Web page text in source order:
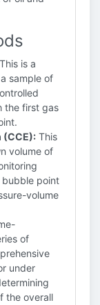
This is a
sample of
the first gas
(CCE): This
volume of
bubble point
volume
of
under
the overall